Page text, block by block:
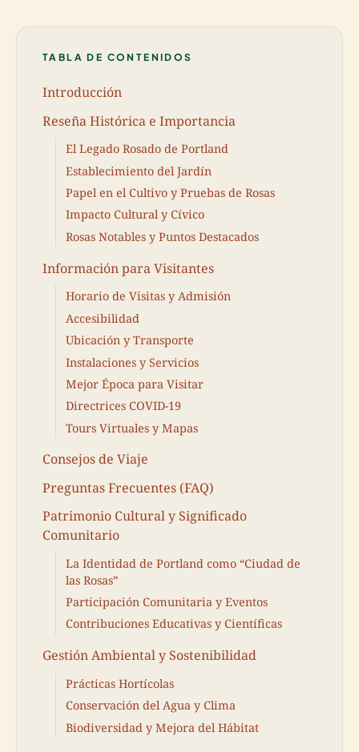
TABLA DE CONTENIDOS
Introducción
Reseña Histórica e Importancia
El Legado Rosado de Portland
Establecimiento del Jardín
Papel en el Cultivo y Pruebas de Rosas
Impacto Cultural y Cívico
Rosas Notables y Puntos Destacados
Información para Visitantes
Horario de Visitas y Admisión
Accesibilidad
Ubicación y Transporte
Instalaciones y Servicios
Mejor Época para Visitar
Directrices COVID-19
Tours Virtuales y Mapas
Consejos de Viaje
Preguntas Frecuentes (FAQ)
Patrimonio Cultural y Significado
Comunitario
La Identidad de Portland como “Ciudad de
las Rosas”
Participación Comunitaria y Eventos
Contribuciones Educativas y Científicas
Gestión Ambiental y Sostenibilidad
Prácticas Hortícolas
Conservación del Agua y Clima
Biodiversidad y Mejora del Hábitat